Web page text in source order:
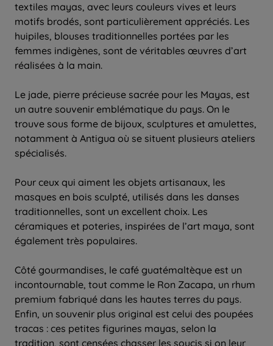
textiles mayas, avec leurs couleurs vives et leurs
motifs brodés, sont particulièrement appréciés. Les
huipiles, blouses traditionnelles portées par les
femmes indigènes, sont de véritables œuvres d’art
réalisées à la main.
Le jade, pierre précieuse sacrée pour les Mayas, est
un autre souvenir emblématique du pays. On le
trouve sous forme de bijoux, sculptures et amulettes,
notamment à Antigua où se situent plusieurs ateliers
spécialisés.
Pour ceux qui aiment les objets artisanaux, les
masques en bois sculpté, utilisés dans les danses
traditionnelles, sont un excellent choix. Les
céramiques et poteries, inspirées de l’art maya, sont
également très populaires.
Côté gourmandises, le café guatémaltèque est un
incontournable, tout comme le Ron Zacapa, un rhum
premium fabriqué dans les hautes terres du pays.
Enfin, un souvenir plus original est celui des poupées
tracas : ces petites figurines mayas, selon la
tradition, sont censées chasser les soucis si on leur